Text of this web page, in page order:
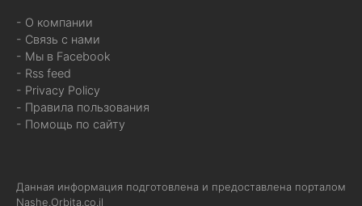
- О компании
- Связь с нами
- Мы в Facebook
- Rss feed
- Privacy Policy
- Правила пользования
- Помощь по сайту
Данная информация подготовлена и предоставлена порталом
Nashe.Orbita.co.il